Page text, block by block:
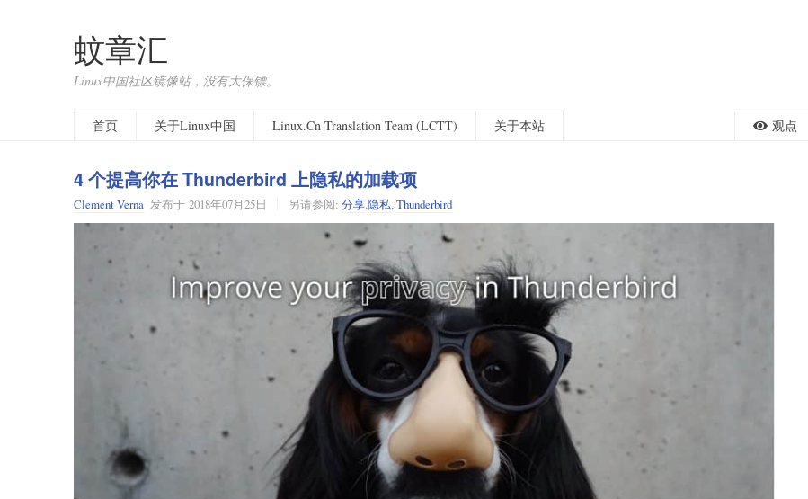
蚊章汇
Linux中国社区镜像站，没有大保镖。
首页
关于Linux中国 Linux.Cn Translation Team (LCTT) 关于本站 观点
4 个提高你在 Thunderbird 上隐私的加载项
Clement Verna 发布于 2018年07月25日 另请参阅: 分享,隐私,Thunderbird